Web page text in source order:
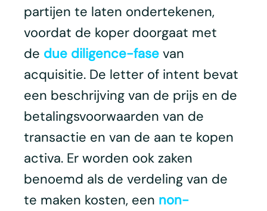
partijen te laten ondertekenen,
voordat de koper doorgaat met
de due diligence-fase van
acquisitie. De letter of intent bevat
een beschrijving van de prijs en de
betalingsvoorwaarden van de
transactie en van de aan te kopen
activa. Er worden ook zaken
benoemd als de verdeling van de
te maken kosten, een non-